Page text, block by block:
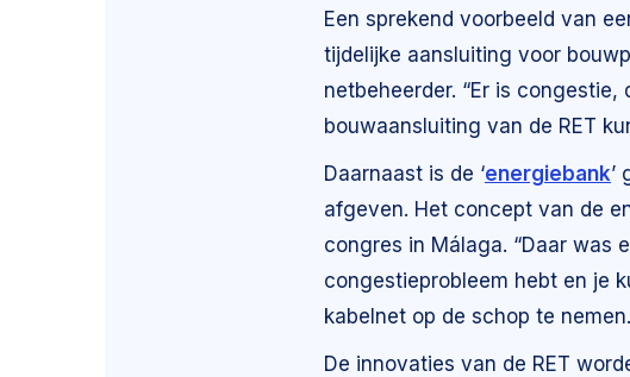
Een sprekend voorbeeld van
tijdelijke aansluiting voor
netbeheerder. “Er is
bouwaansluiting van de RET
Daarnaast is de ‘energiebank’
afgeven. Het concept van de
congres in Málaga. “Daar was
congestieprobleem hebt en je
kabelnet op de schop te
De innovaties van de RET